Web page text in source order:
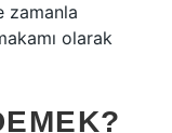
zamanla
olarak